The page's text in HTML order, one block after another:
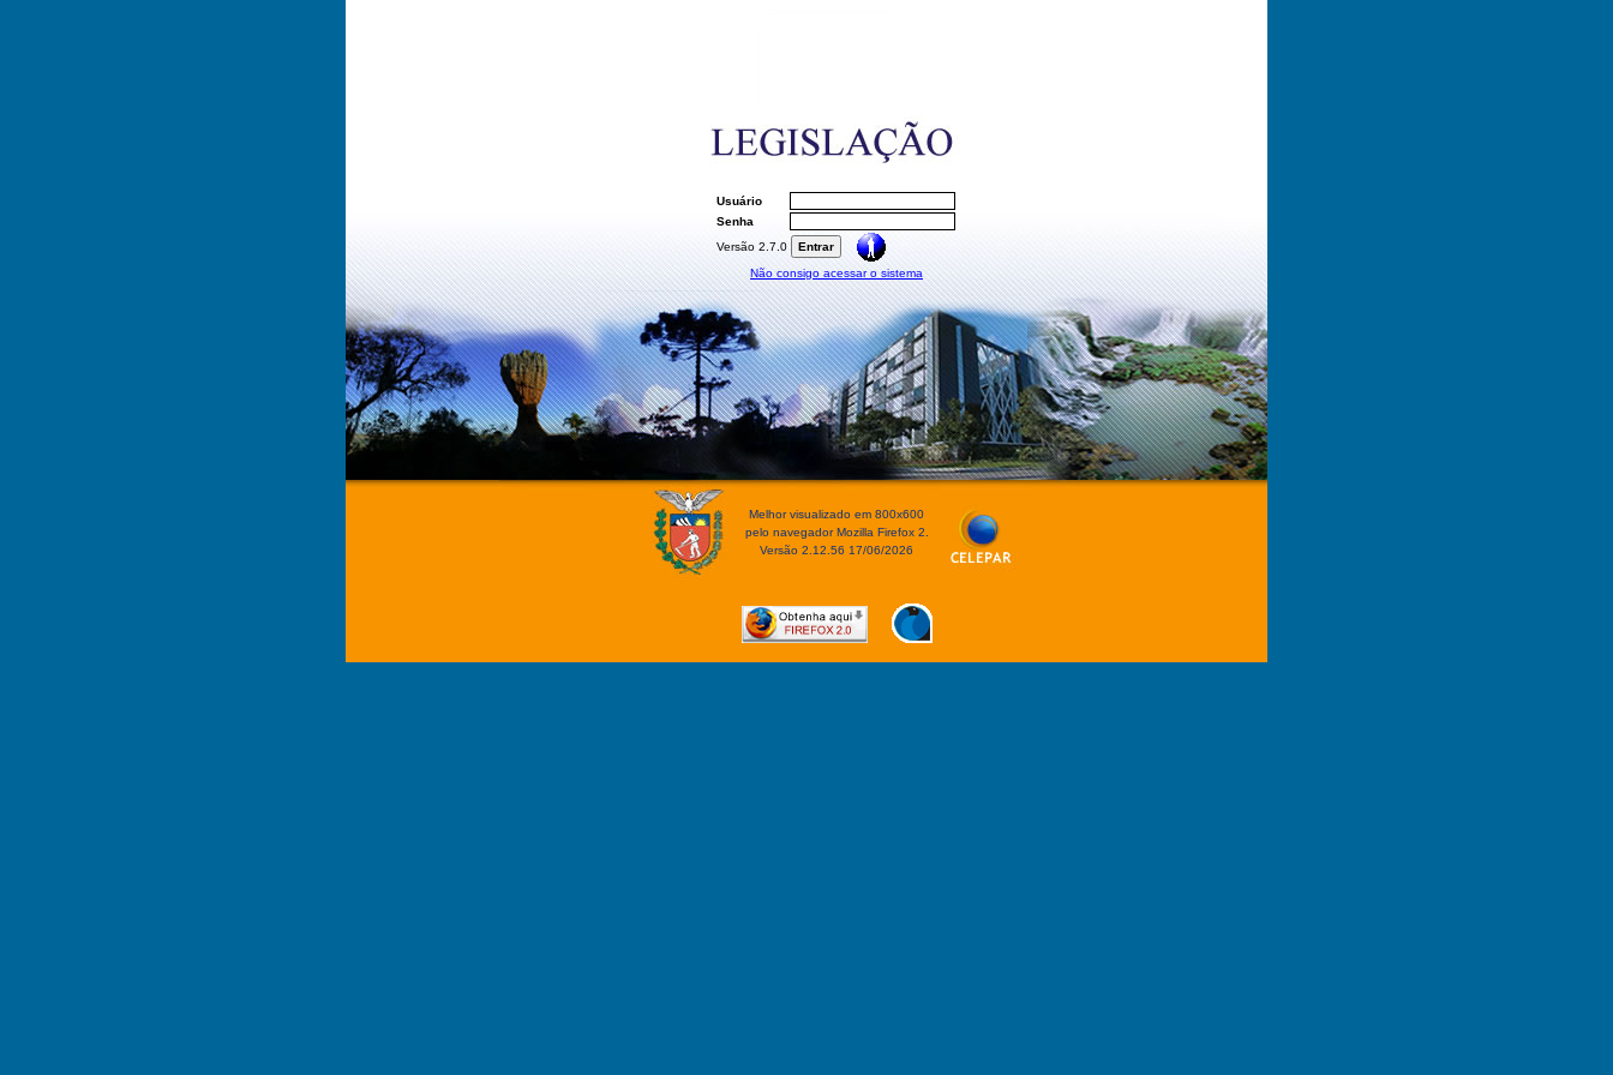
Usuário
Senha
Versão 2.7.0
Não consigo acessar o sistema
Melhor visualizado em 800x600
pelo navegador Mozilla Firefox 2.
Versão 2.12.56 17/06/2026